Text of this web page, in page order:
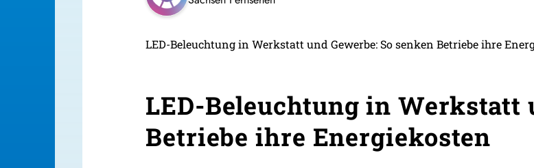
LED-Beleuchtung in Werkstatt und Gewerbe: So senken Betriebe ihre
LED-Beleuchtung in Werkstatt
Betriebe ihre Energiekosten